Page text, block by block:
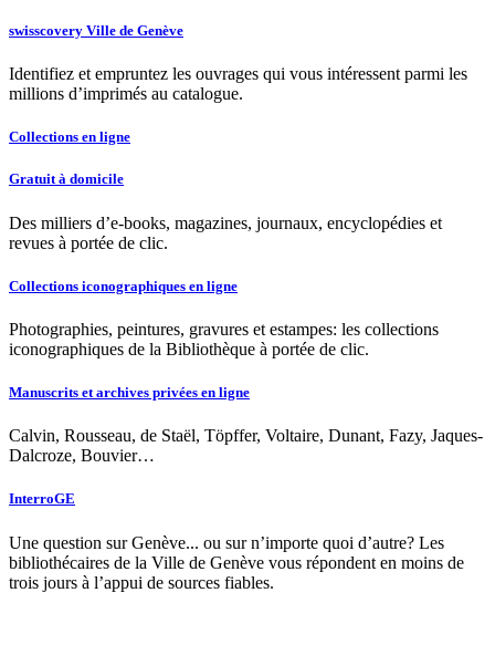
swisscovery Ville de Genève
Identifiez et empruntez les ouvrages qui vous intéressent parmi les
millions d’imprimés au catalogue.
Collections en ligne
Gratuit à domicile
Des milliers d’e-books, magazines, journaux, encyclopédies et
revues à portée de clic.
Collections iconographiques en ligne
Photographies, peintures, gravures et estampes: les collections
iconographiques de la Bibliothèque à portée de clic.
Manuscrits et archives privées en ligne
Calvin, Rousseau, de Staël, Töpffer, Voltaire, Dunant, Fazy, Jaques-
Dalcroze, Bouvier…
InterroGE
Une question sur Genève... ou sur n’importe quoi d’autre? Les
bibliothécaires de la Ville de Genève vous répondent en moins de
trois jours à l’appui de sources fiables.